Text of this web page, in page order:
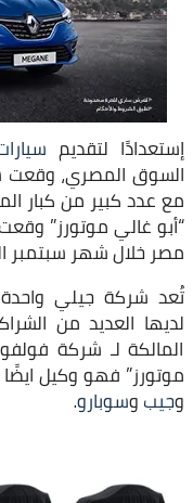
إستعدادًا لتقديم
السوق المصري، وقعت
مع عدد كبير من كبار
“أبو غالي موتورز”
مصر خلال شهر سبتمبر
تُعد شركة جيلي
لديها العديد من
المالكة لـ شركة
موتورز” فهو وكيل
وجيبوسوبارو.